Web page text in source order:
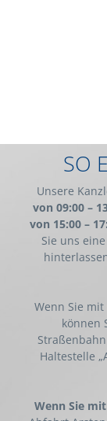
SO
Unsere
von 09:00 –
von 15:00 –
Sie uns
Wenn Sie mit
können
Haltestelle
Wenn Sie